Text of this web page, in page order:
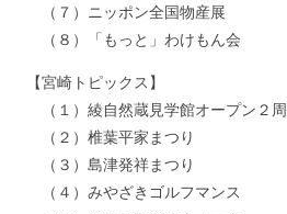
（７）ニッポン全国物産展
（８）「もっと」わけもん会
【宮崎トピックス】
（１）綾自然蔵見学館オープン２周
（２）椎葉平家まつり
（３）島津発祥まつり
（４）みやざきゴルフマンス